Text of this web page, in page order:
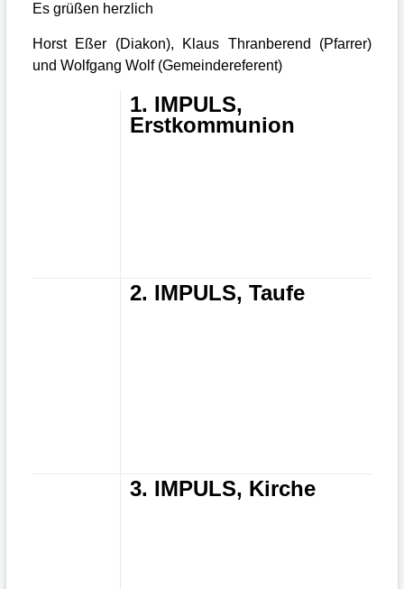
Es grüßen herzlich
Horst Eßer (Diakon), Klaus Thranberend (Pfarrer)
und Wolfgang Wolf (Gemeindereferent)
1. IMPULS,
Erstkommunion
2. IMPULS, Taufe
3. IMPULS, Kirche